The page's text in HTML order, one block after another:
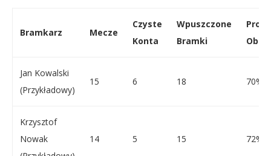
Bramkarz Mecze
Czyste
Konta
Wpuszczone
Bramki
Jan Kowalski
(Przykładowy)
15 6 18 70%
Krzysztof
Nowak
14 5 15 72%